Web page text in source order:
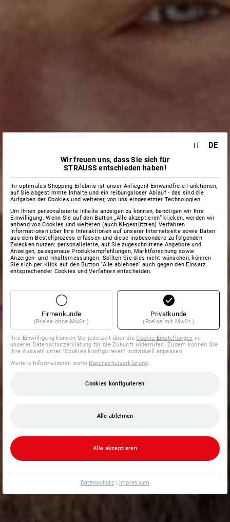
IT DE
Wir freuen uns, dass Sie sich für
STRAUSS entschieden haben!
Ihr optimales Shopping-Erlebnis ist unser Anliegen! Einwandfreie Funktionen,
auf Sie abgestimmte Inhalte und ein reibungsloser Ablauf - das sind die
Aufgaben der Cookies und weiterer, von uns eingesetzter Technologien.
Um Ihnen personalisierte Inhalte anzeigen zu können, benötigen wir Ihre
Einwilligung. Wenn Sie auf den Button „Alle akzeptieren“ klicken, werden wir
anhand von Cookies und weiteren (auch KI-gestützten) Verfahren
Informationen über Ihre Interaktionen auf unserer Internetseite sowie Daten
aus dem Bestellprozess erfassen und diese insbesondere zu folgenden
Zwecken nutzen: personalisierte, auf Sie zugeschnittene Angebote und
Anzeigen, passgenaue Produktempfehlungen, Marktforschung sowie
Anzeigen- und Inhaltsmessungen. Sollten Sie dies nicht wünschen, können
Sie sich per Klick auf den Button “Alle ablehnen” auch gegen den Einsatz
entsprechender Cookies und Verfahren entscheiden.
Firmenkunde
(Preise ohne MwSt.)
Privatkunde
(Preise mit MwSt.)
Ihre Einwilligung können Sie jederzeit über dieCookie-Einstellungen in
unserer Datenschutzerklärung für die Zukunft widerrufen. Zudem können Sie
Ihre Auswahl unter "Cookies konfigurieren" individuell anpassen
Weitere Informationen siehe Datenschutzerklärung
Cookies konfigurieren
Alle ablehnen
Alle akzeptieren
Datenschutz| Impressum